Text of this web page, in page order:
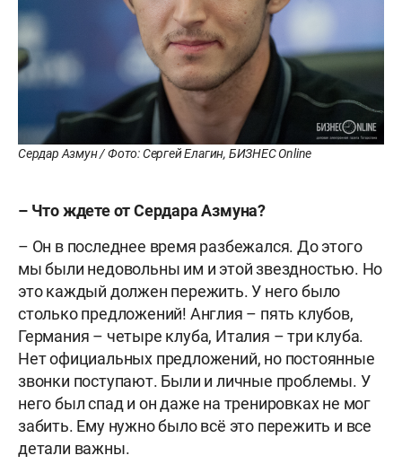
Сердар Азмун / Фото: Сергей Елагин, БИЗНЕС Online
– Что ждете от Сердара Азмуна?
– Он в последнее время разбежался. До этого
мы были недовольны им и этой звездностью. Но
это каждый должен пережить. У него было
столько предложений! Англия – пять клубов,
Германия – четыре клуба, Италия – три клуба.
Нет официальных предложений, но постоянные
звонки поступают. Были и личные проблемы. У
него был спад и он даже на тренировках не мог
забить. Ему нужно было всё это пережить и все
детали важны.